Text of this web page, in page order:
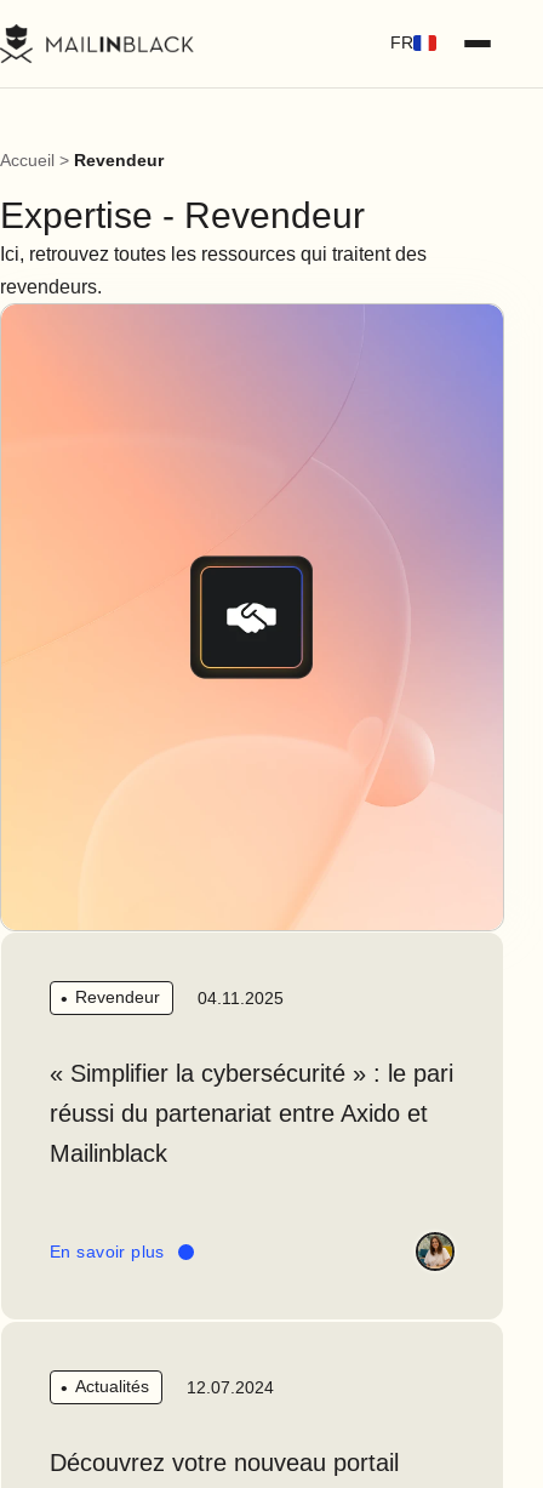
FR
Accueil > Revendeur
Expertise - Revendeur
Ici, retrouvez toutes les ressources qui traitent des
revendeurs.
Revendeur 04.11.2025
« Simplifier la cybersécurité » : le pari
réussi du partenariat entre Axido et
Mailinblack
En savoir plus
Actualités 12.07.2024
Découvrez votre nouveau portail